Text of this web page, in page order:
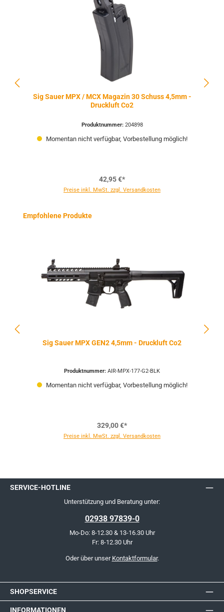
Sig Sauer MPX / MCX Magazin 30 Schuss 4,5mm -
Druckluft Co2
Produktnummer: 204898
Momentan nicht verfügbar, Vorbestellung möglich!
42,95 €*
Preise inkl. MwSt. zzgl. Versandkosten
Produktgalerie überspringen
Empfohlene Produkte
Sig Sauer MPX GEN2 4,5mm - Druckluft Co2
Produktnummer: AIR-MPX-177-G2-BLK
Momentan nicht verfügbar, Vorbestellung möglich!
329,00 €*
Preise inkl. MwSt. zzgl. Versandkosten
SERVICE-HOTLINE
Unterstützung und Beratung unter:
02938 97839-0
Mo-Do: 8-12.30 & 13-16.30 Uhr
Fr: 8-12.30 Uhr
Oder über unser Kontaktformular.
SHOPSERVICE